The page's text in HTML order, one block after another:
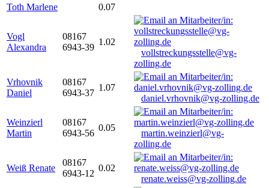
Toth Marlene
0.07
Vogl
Alexandra
08167
6943-39
1.02
vollstreckungsstelle@vg-
zolling.de
Vrhovnik
Daniel
08167
6943-37
1.07
daniel.vrhovnik@vg-zolling.de
Weinzierl
Martin
08167
6943-56
0.05
martin.weinzierl@vg-
zolling.de
Weiß Renate
08167
6943-12
0.02
renate.weiss@vg-zolling.de